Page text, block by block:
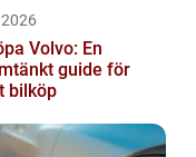
Volvo: En
guide för
bilköp